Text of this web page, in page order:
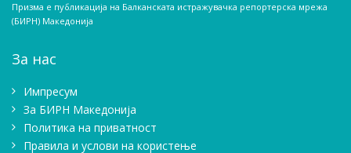
Призма е публикација на Балканската истражувачка репортерска мрежа
(БИРН) Македонија
За нас
Импресум
Зa БИРН Македонија
Политика на приватност
Правила и услови на користење